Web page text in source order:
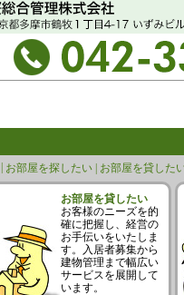
お部屋を探したい | お部屋を貸した
お部屋を貸したい
お客様のニーズを的
確に把握し、経営の
お手伝いをいたしま
す。入居者募集から
建物管理まで幅広い
サービスを展開して
います。